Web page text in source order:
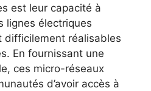
‌est leur​ capacité à
lignes électriques
difficilement réalisables
En fournissant une⁤
ces micro-réseaux
d’avoir accès à